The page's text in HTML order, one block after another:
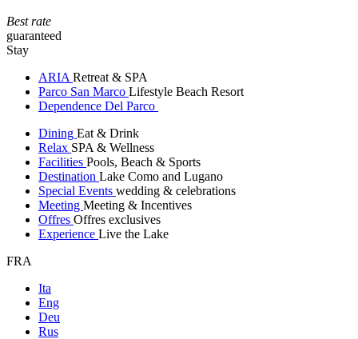
Best rate
guaranteed
Stay
ARIA Retreat & SPA
Parco San Marco Lifestyle Beach Resort
Dependence Del Parco
Dining Eat & Drink
Relax SPA & Wellness
Facilities Pools, Beach & Sports
Destination Lake Como and Lugano
Special Events wedding & celebrations
Meeting Meeting & Incentives
Offres Offres exclusives
Experience Live the Lake
FRA
Ita
Eng
Deu
Rus